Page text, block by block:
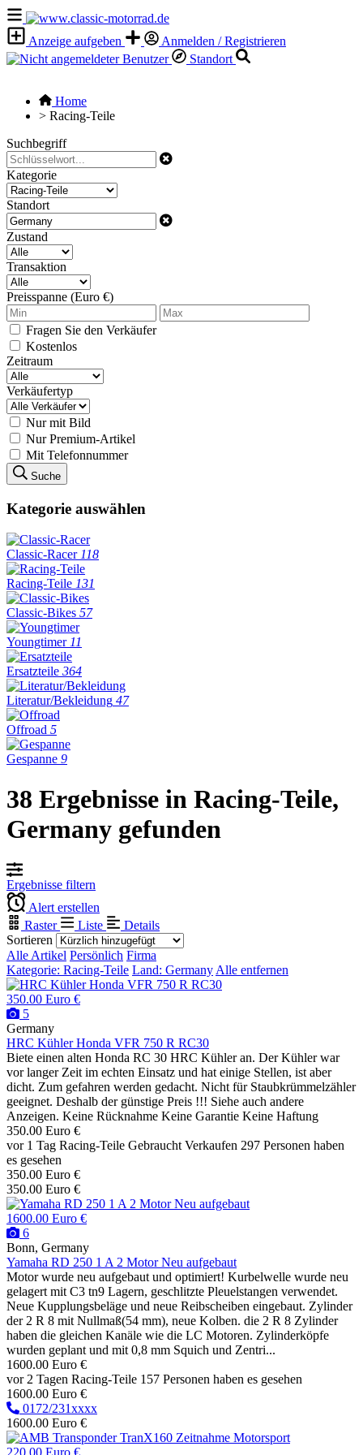
Anzeige aufgeben
Anmelden / Registrieren
Standort
Home
> Racing-Teile
Suchbegriff
Kategorie
Standort
Zustand
Transaktion
Preisspanne (Euro €)
Fragen Sie den Verkäufer
Kostenlos
Zeitraum
Verkäufertyp
Nur mit Bild
Nur Premium-Artikel
Mit Telefonnummer
Suche
Kategorie auswählen
Classic-Racer 118
Racing-Teile 131
Classic-Bikes 57
Youngtimer 11
Ersatzteile 364
Literatur/Bekleidung 47
Offroad 5
Gespanne 9
38 Ergebnisse in Racing-Teile,
Germany gefunden
Ergebnisse filtern
Alert erstellen
Raster
Liste
Details
Sortieren
Alle Artikel Persönlich Firma
Kategorie: Racing-Teile Land: Germany Alle entfernen
350.00 Euro €
5
Germany
HRC Kühler Honda VFR 750 R RC30
Biete einen alten Honda RC 30 HRC Kühler an. Der Kühler war
vor langer Zeit im echten Einsatz und hat einige Stellen, ist aber
dicht. Zum gefahren werden gedacht. Nicht für Staubkrümmelzähler
geeignet. Deshalb der günstige Preis !!! Siehe auch andere
Anzeigen. Keine Rücknahme Keine Garantie Keine Haftung
350.00 Euro €
vor 1 Tag Racing-Teile Gebraucht Verkaufen 297 Personen haben
es gesehen
350.00 Euro €
350.00 Euro €
1600.00 Euro €
6
Bonn, Germany
Yamaha RD 250 1 A 2 Motor Neu aufgebaut
Motor wurde neu aufgebaut und optimiert! Kurbelwelle wurde neu
gelagert mit C3 tn9 Lagern, geschlitzte Pleuelstangen verwendet.
Neue Kupplungsbeläge und neue Reibscheiben eingebaut. Zylinder
der 2 R 8 mit Nullmaß(54 mm), neue Kolben. die 2 R 8 Zylinder
haben die gleichen Kanäle wie die LC Motoren. Zylinderköpfe
wurden geplant und mit 0,8 mm Squich und Zentri...
1600.00 Euro €
vor 2 Tagen Racing-Teile 157 Personen haben es gesehen
1600.00 Euro €
0172/231xxxx
1600.00 Euro €